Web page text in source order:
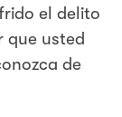
el delito
que usted
de